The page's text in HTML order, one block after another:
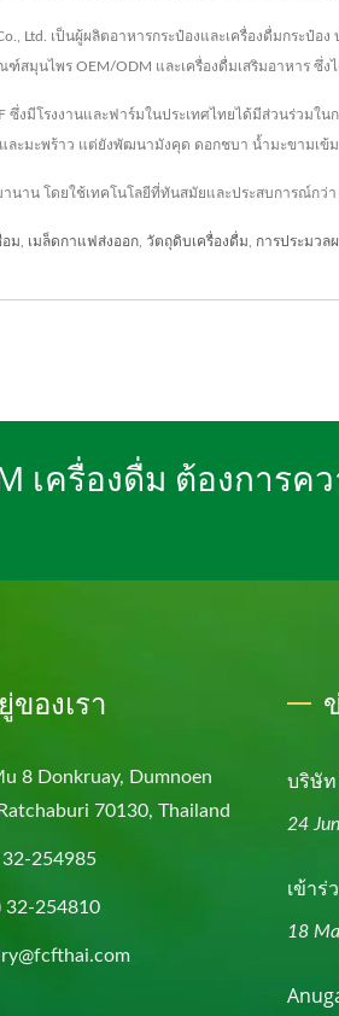
Ltd. เป็นผู้ผลิตอาหารกระป๋องและเครื่องดื่มกระ
นไพร OEM/ODM และเครื่องดื่มเสริมอาหาร ซึ่งได้
งมีโรงงานและฟาร์มในประเทศไทยได้มีส่วนร่วมใ
และมะพร้าว แต่ยังพัฒนามังคุด ดอกชบา น้ำมะขามเ
นาน โดยใช้เทคโนโลยีที่ทันสมัยและประสบการณ์กว่
อม เมล็ดกาแฟส่งออก วัตถุดิบเครื่องดื่ม การประมวล
เครื่องดื่ม ต้องการค
ของเรา
8 Donkruay, Dumnoen
70130, Thailand
32-254985
32-254810
บริษัท
24
เข้าร่
18